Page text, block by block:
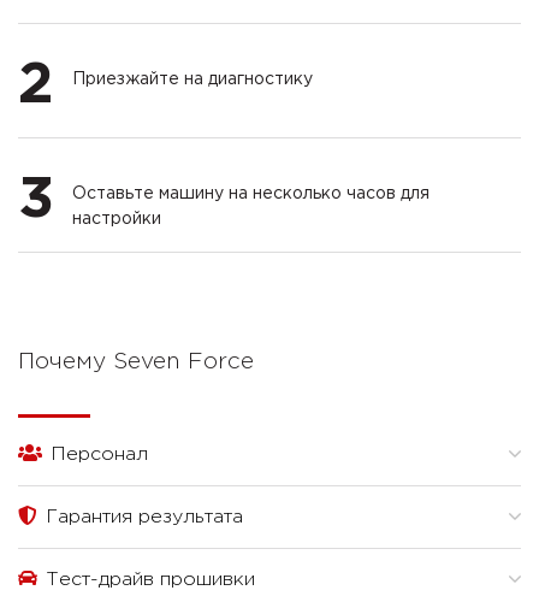
2 Приезжайте на диагностику
3
Оставьте машину на несколько часов для
настройки
Почему Seven Force
Персонал
Гарантия результата
Тест-драйв прошивки